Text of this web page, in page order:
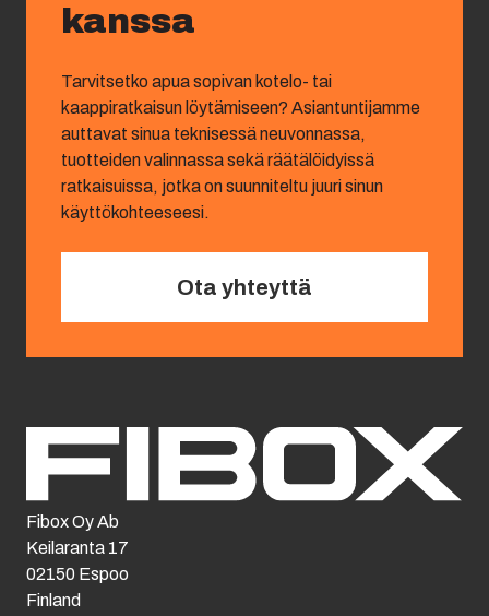
kanssa
Tarvitsetko apua sopivan kotelo- tai
kaappiratkaisun löytämiseen? Asiantuntijamme
auttavat sinua teknisessä neuvonnassa,
tuotteiden valinnassa sekä räätälöidyissä
ratkaisuissa, jotka on suunniteltu juuri sinun
käyttökohteeseesi.
Ota yhteyttä
Fibox Oy Ab
Keilaranta 17
02150 Espoo
Finland